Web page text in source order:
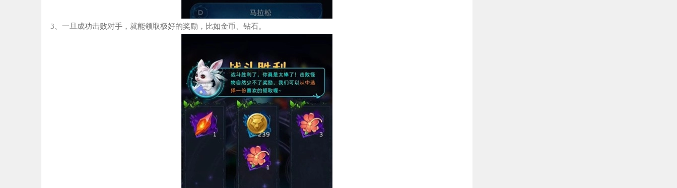
3、一旦成功击败对手，就能领取极好的奖励，比如金币、钻石。